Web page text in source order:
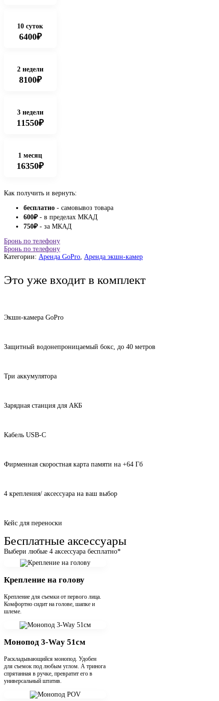
10 суток
6400₽
2 недели
8100₽
3 недели
11550₽
1 месяц
16350₽
Как получить и вернуть:
бесплатно - самовывоз товара
600₽- в пределах МКАД
750₽- за МКАД
Бронь по телефону
Бронь по телефону
Категории: Аренда GoPro, Аренда экшн-камер
Это уже входит в комплект
Экшн-камера GoPro
Защитный водонепроницаемый бокс, до 40 метров
Три аккумулятора
Зарядная станция для АКБ
Кабель USB-C
Фирменная скоростная карта памяти на +64 Гб
4 крепления/ аксессуара на ваш выбор
Кейс для переноски
Бесплатные аксессуары
Выбери любые 4 аксессуара бесплатно*
Крепление на голову
Крепление для съемки от первого лица.
Комфортно сидит на голове, шапке и
шлеме.
Монопод 3-Way 51см
Раскладывающийся монопод. Удобен
для съемок под любым углом. А тринога
спрятанная в ручке, превратит его в
универсальный штатив.